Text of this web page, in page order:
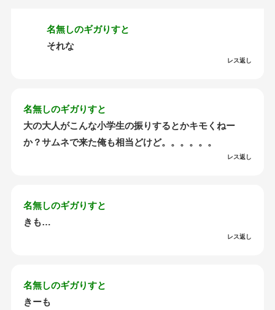
名無しのギガりすと
それな
レス返し
名無しのギガりすと
大の大人がこんな小学生の振りするとかキモくねー
か？サムネで来た俺も相当どけど。。。。。。
レス返し
名無しのギガりすと
きも…
レス返し
名無しのギガりすと
きーも